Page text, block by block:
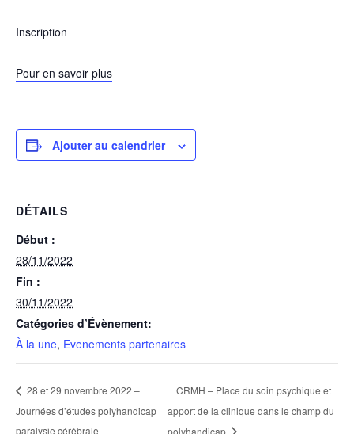
Inscription
Pour en savoir plus
Ajouter au calendrier
DÉTAILS
Début :
28/11/2022
Fin :
30/11/2022
Catégories d’Évènement:
À la une, Evenements partenaires
28 et 29 novembre 2022 –
Journées d’études polyhandicap
paralysie cérébrale
CRMH – Place du soin psychique et
apport de la clinique dans le champ du
polyhandicap